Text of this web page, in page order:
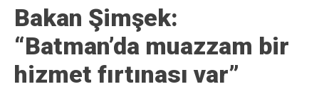
Bakan Şimşek:
“Batman’da muazzam bir
hizmet fırtınası var”